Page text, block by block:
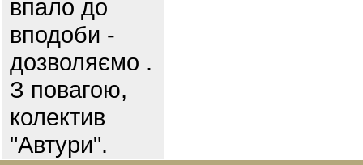
впало до
вподоби -
дозволяємо .
З повагою,
колектив
"Автури".